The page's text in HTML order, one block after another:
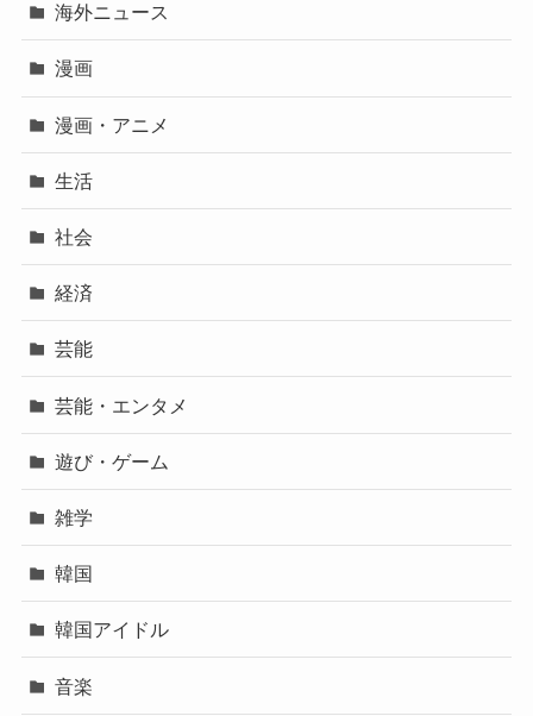
海外ニュース
漫画
漫画・アニメ
生活
社会
経済
芸能
芸能・エンタメ
遊び・ゲーム
雑学
韓国
韓国アイドル
音楽